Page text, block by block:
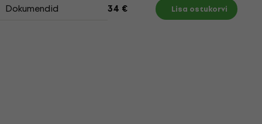
Dokumendid 34 € Lisa ostukorvi